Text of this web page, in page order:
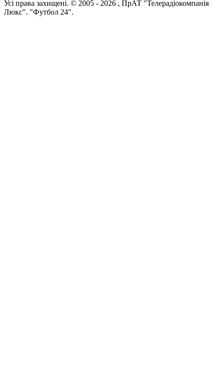
Усi права захищенi. © 2005 - 2026 , ПрАТ "Телерадіокомпанія
Люкс". "Футбол 24".